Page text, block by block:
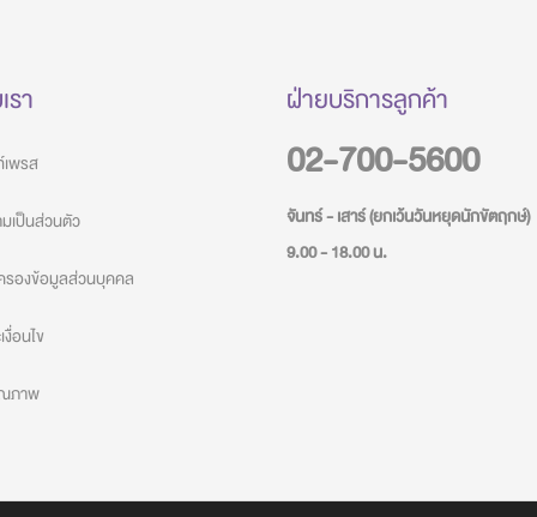
รา
พรส
เป็นส่วนตัว
รองข้อมูลส่วนบุคคล
อนไข
ภาพ
ฝ่ายบริการลูกค้า
02-700-5600
จันทร์ - เสาร์ (ยกเว้นวันหยุดนักขัตฤกษ์)
9.00 - 18.00 น.